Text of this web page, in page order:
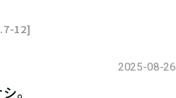
12]
2025-08-26
。